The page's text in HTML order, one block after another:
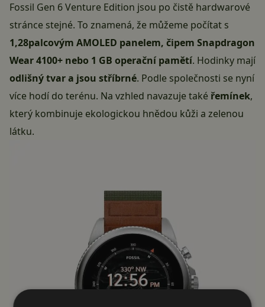
Fossil Gen 6 Venture Edition jsou po čistě hardwarové
stránce stejné. To znamená, že můžeme počítat s
1,28palcovým AMOLED panelem, čipem Snapdragon
Wear 4100+ nebo 1 GB operační pamětí. Hodinky mají
odlišný tvar a jsou stříbrné. Podle společnosti se nyní
více hodí do terénu. Na vzhled navazuje také řemínek,
který kombinuje ekologickou hnědou kůži a zelenou
látku.